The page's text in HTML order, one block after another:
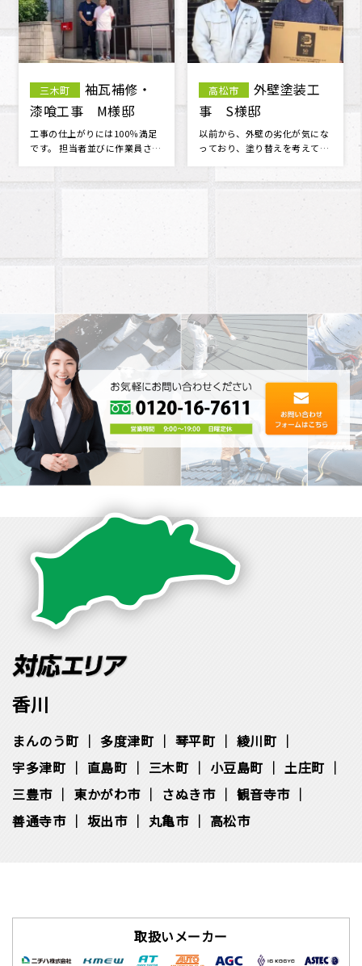
三木町
袖瓦補修・
漆喰工事 M様邸
工事の仕上がりには100％満足
です。 担当者並びに作業員さん
高松市
外壁塗装工
事 S様邸
以前から、外壁の劣化が気にな
っており、塗り替えを考えてま
香川
まんのう町 多度津町 琴平町
綾川町
宇多津町
直島町 三木町 小豆島町
土庄町
三豊市
東かがわ市 さぬき市
観音寺市
善通寺市
坂出市 丸亀市 高松市
取扱いメーカー